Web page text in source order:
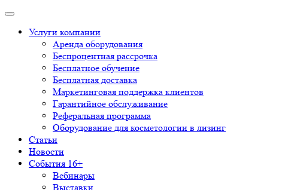
Услуги компании
Аренда оборудования
Беспроцентная рассрочка
Бесплатное обучение
Бесплатная доставка
Маркетинговая поддержка клиентов
Гарантийное обслуживание
Реферальная программа
Оборудование для косметологии в лизинг
Статьи
Новости
События 16+
Вебинары
Выставки